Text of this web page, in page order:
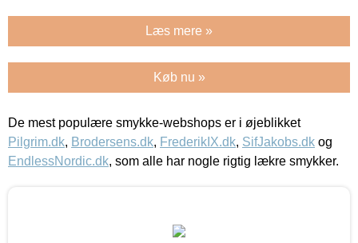
Læs mere »
Køb nu »
De mest populære smykke-webshops er i øjeblikket
Pilgrim.dk, Brodersens.dk, FrederikIX.dk, SifJakobs.dk og
EndlessNordic.dk, som alle har nogle rigtig lækre smykker.